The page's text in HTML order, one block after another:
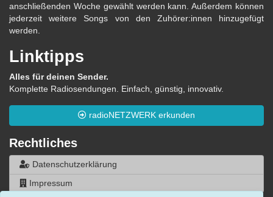
anschließenden Woche gewählt werden kann. Außerdem können
jederzeit weitere Songs von den Zuhörer:innen hinzugefügt
werden.
Linktipps
Alles für deinen Sender.
Komplette Radiosendungen. Einfach, günstig, innovativ.
radioNETZWERK erkunden
Rechtliches
Datenschutzerklärung
Impressum